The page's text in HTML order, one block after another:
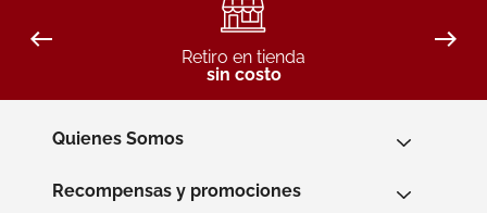
Retiro en tienda
sin costo
Quienes Somos
Recompensas y promociones